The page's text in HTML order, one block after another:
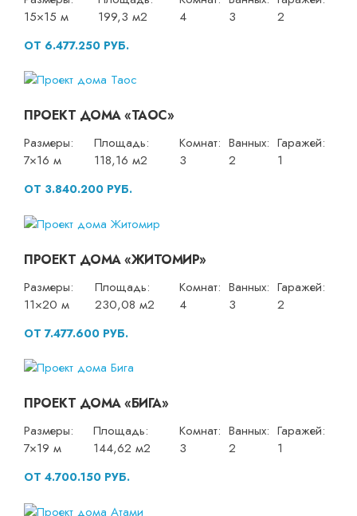
15×15 м
199,3 м2
4
3
2
ОТ 6.477.250 РУБ.
ПРОЕКТ ДОМА «ТАОС»
Размеры:
7×16 м
Площадь:
118,16 м2
Комнат:
3
Ванных:
2
Гаражей:
1
ОТ 3.840.200 РУБ.
ПРОЕКТ ДОМА «ЖИТОМИР»
Размеры:
11×20 м
Площадь:
230,08 м2
Комнат:
4
Ванных:
3
Гаражей:
2
ОТ 7.477.600 РУБ.
ПРОЕКТ ДОМА «БИГА»
Размеры:
7×19 м
Площадь:
144,62 м2
Комнат:
3
Ванных:
2
Гаражей:
1
ОТ 4.700.150 РУБ.